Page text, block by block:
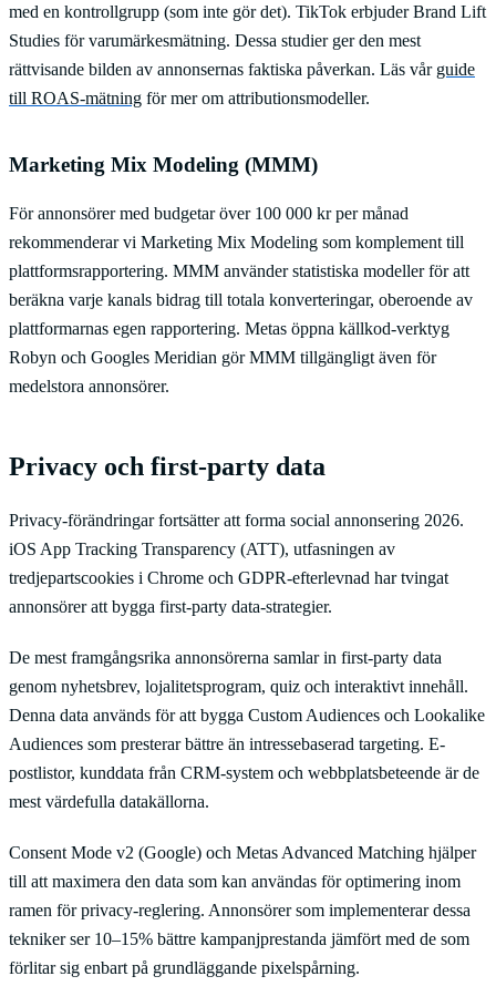
med en kontrollgrupp (som inte gör det). TikTok erbjuder Brand Lift
Studies för varumärkesmätning. Dessa studier ger den mest
rättvisande bilden av annonsernas faktiska påverkan. Läs vår guide
till ROAS-mätning för mer om attributionsmodeller.
Marketing Mix Modeling (MMM)
För annonsörer med budgetar över 100 000 kr per månad
rekommenderar vi Marketing Mix Modeling som komplement till
plattformsrapportering. MMM använder statistiska modeller för att
beräkna varje kanals bidrag till totala konverteringar, oberoende av
plattformarnas egen rapportering. Metas öppna källkod-verktyg
Robyn och Googles Meridian gör MMM tillgängligt även för
medelstora annonsörer.
Privacy och first-party data
Privacy-förändringar fortsätter att forma social annonsering 2026.
iOS App Tracking Transparency (ATT), utfasningen av
tredjepartscookies i Chrome och GDPR-efterlevnad har tvingat
annonsörer att bygga first-party data-strategier.
De mest framgångsrika annonsörerna samlar in first-party data
genom nyhetsbrev, lojalitetsprogram, quiz och interaktivt innehåll.
Denna data används för att bygga Custom Audiences och Lookalike
Audiences som presterar bättre än intressebaserad targeting. E-
postlistor, kunddata från CRM-system och webbplatsbeteende är de
mest värdefulla datakällorna.
Consent Mode v2 (Google) och Metas Advanced Matching hjälper
till att maximera den data som kan användas för optimering inom
ramen för privacy-reglering. Annonsörer som implementerar dessa
tekniker ser 10–15% bättre kampanjprestanda jämfört med de som
förlitar sig enbart på grundläggande pixelspårning.